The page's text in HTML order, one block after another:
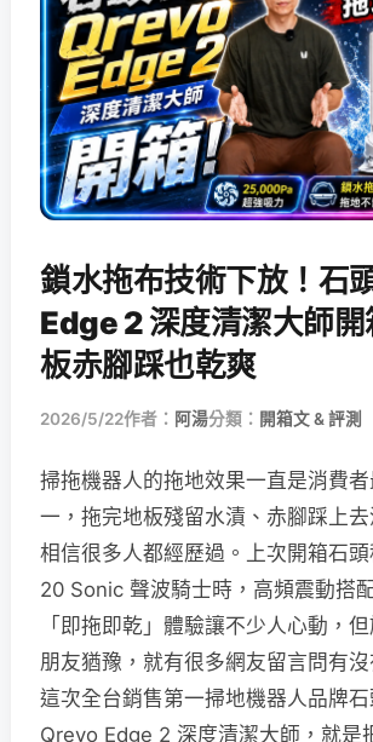
鎖水拖布技術下放！石
Edge 2 深度清潔大師
板赤腳踩也乾爽
2026/5/22作者： 阿湯分類： 開箱文 & 評測
掃拖機器人的拖地效果一直是消費
一，拖完地板殘留水漬、赤腳踩上去
相信很多人都經歷過。上次開箱石
20 Sonic 聲波騎士時，高頻震動搭
「即拖即乾」體驗讓不少人心動，
朋友猶豫，就有很多網友留言問有沒
這次全台銷售第一掃地機器人品牌
Qrevo Edge 2 深度清潔大師，就是